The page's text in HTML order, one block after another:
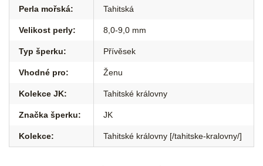
Perla mořská: Tahitská
Velikost perly: 8,0-9,0 mm
Typ šperku: Přívěsek
Vhodné pro: Ženu
Kolekce JK: Tahitské královny
Značka šperku: JK
Kolekce: Tahitské královny [/tahitske-kralovny/]